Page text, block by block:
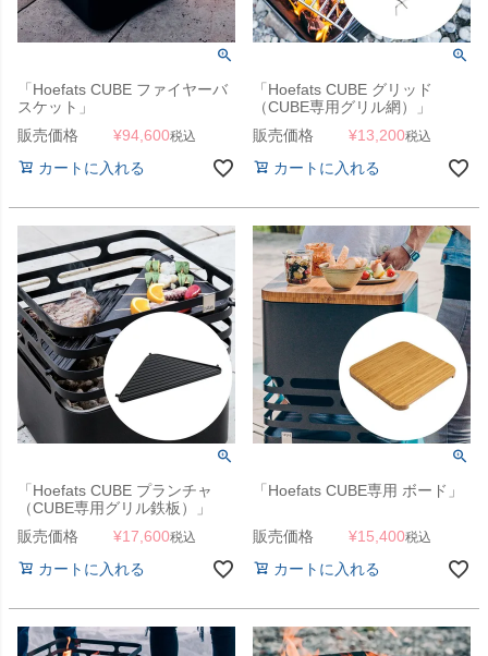
「Hoefats CUBE ファイヤーバ
スケット」
販売価格
¥94,600税込
カートに入れる
「Hoefats CUBE グリッド
（CUBE専用グリル網）」
販売価格
¥13,200税込
カートに入れる
「Hoefats CUBE プランチャ
（CUBE専用グリル鉄板）」
販売価格
¥17,600税込
カートに入れる
「Hoefats CUBE専用 ボード」
販売価格 ¥15,400税込
カートに入れる